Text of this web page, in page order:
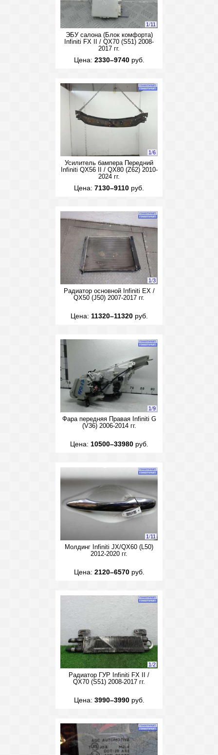
1/11
ЭБУ салона (Блок комфорта)
Infiniti FX II / QX70 (S51) 2008-
2017 гг.
Цена: 2330–9740руб.
1/6
Усилитель бампера Передний
Infiniti QX56 II / QX80 (Z62) 2010-
2024 гг.
Цена: 7130–9110 руб.
1/3
Радиатор основной Infiniti EX /
QX50 (J50) 2007-2017 гг.
Цена: 11320–11320руб.
1/9
Фара передняя Правая Infiniti G
(V36) 2006-2014 гг.
Цена: 10500–33980руб.
1/11
Молдинг Infiniti JX/QX60 (L50)
2012-2020 гг.
Цена: 2120–6570руб.
1/2
Радиатор ГУР Infiniti FX II /
QX70 (S51) 2008-2017 гг.
Цена: 3990–3990руб.